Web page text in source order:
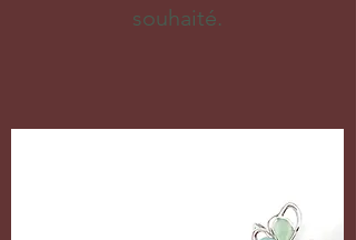
souhaité.